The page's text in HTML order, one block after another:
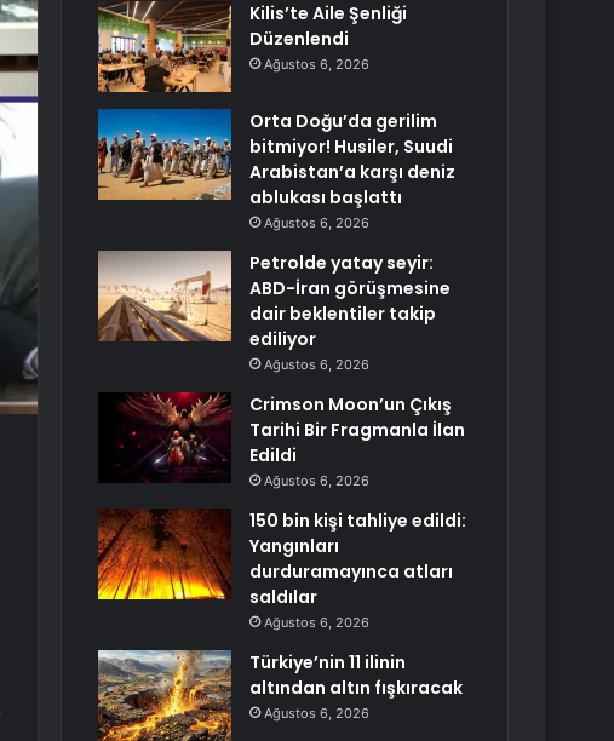
Kilis’te Aile Şenliği
Düzenlendi
Ağustos 6, 2026
Orta Doğu’da gerilim
bitmiyor! Husiler, Suudi
Arabistan’a karşı deniz
ablukası başlattı
Ağustos 6, 2026
Petrolde yatay seyir:
ABD-İran görüşmesine
dair beklentiler takip
ediliyor
Ağustos 6, 2026
Crimson Moon’un Çıkış
Tarihi Bir Fragmanla İlan
Edildi
Ağustos 6, 2026
150 bin kişi tahliye edildi:
Yangınları
durduramayınca atları
saldılar
Ağustos 6, 2026
Türkiye’nin 11 ilinin
altından altın fışkıracak
Ağustos 6, 2026